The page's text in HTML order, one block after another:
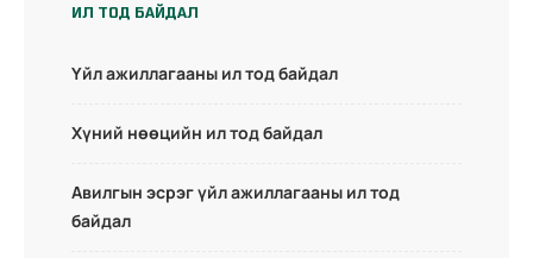
ИЛ ТОД БАЙДАЛ
Үйл ажиллагааны ил тод байдал
Хүний нөөцийн ил тод байдал
Авилгын эсрэг үйл ажиллагааны ил тод
байдал